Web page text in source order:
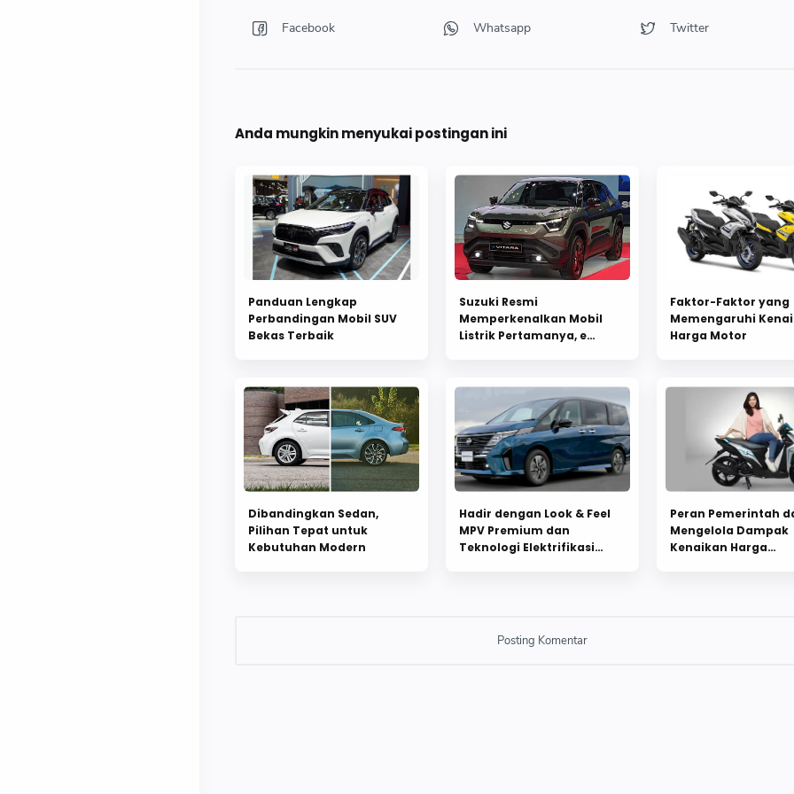
Anda mungkin menyukai postingan ini
Panduan Lengkap
Perbandingan Mobil SUV
Bekas Terbaik
Suzuki Resmi
Memperkenalkan Mobil
Listrik Pertamanya, e
Faktor-Faktor yang
Memengaruhi
Harga Motor
Dibandingkan Sedan,
Pilihan Tepat untuk
Kebutuhan Modern
Hadir dengan Look & Feel
MPV Premium dan
Teknologi Elektrifikasi
Peran Pemerintah
Mengelola Dampak
Kenaikan Harga
Posting Komentar